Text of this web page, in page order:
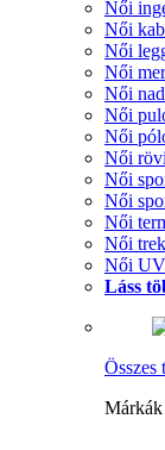
Női
Női
Női
Női
Női
Női
Női
Női
Női
Női
Női
Női
Női
Láss
Összes
Márkák